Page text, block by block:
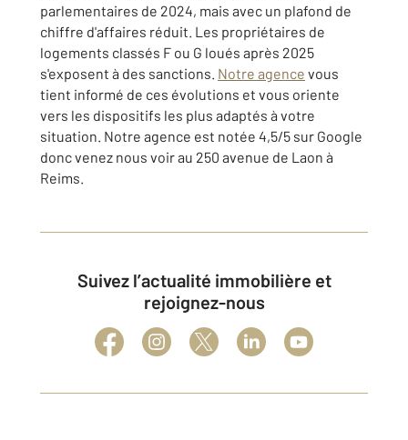
parlementaires de 2024, mais avec un plafond de
chiffre d'affaires réduit. Les propriétaires de
logements classés F ou G loués après 2025
s'exposent à des sanctions. Notre agence vous
tient informé de ces évolutions et vous oriente
vers les dispositifs les plus adaptés à votre
situation. Notre agence est notée 4,5/5 sur Google
donc venez nous voir au 250 avenue de Laon à
Reims.
Suivez l’actualité immobilière et
rejoignez-nous